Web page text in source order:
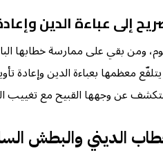
إلى عباءة الدين
ومن بقي على ممارسة خطابها
معظمها بعباءة الدين وإعادة
لتكشف عن وجهها القبيح مع
الديني والبطش